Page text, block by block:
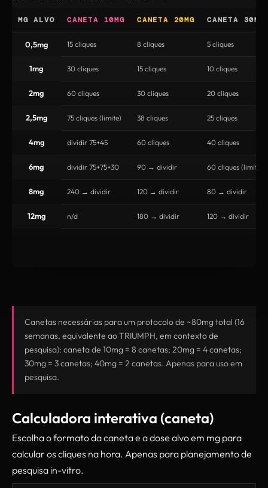
MG ALVO CANETA 10MG CANETA 20MG CANETA 30MG
0,5mg 15 cliques 8 cliques 5 cliques
1mg 30 cliques 15 cliques 10 cliques
2mg 60 cliques 30 cliques 20 cliques
2,5mg 75 cliques (limite) 38 cliques 25 cliques
4mg dividir 75+45 60 cliques 40 cliques
6mg dividir 75+75+30 90 → dividir 60 cliques (limite)
8mg 240 → dividir 120 → dividir 80 → dividir
12mg n/d 180 → dividir 120 → dividir
Canetas necessárias para um protocolo de ~80mg total (16
semanas, equivalente ao TRIUMPH, em contexto de
pesquisa): caneta de 10mg = 8 canetas; 20mg = 4 canetas;
30mg = 3 canetas; 40mg = 2 canetas. Apenas para uso em
pesquisa.
Calculadora interativa (caneta)
Escolha o formato da caneta e a dose alvo em mg para
calcular os cliques na hora. Apenas para planejamento de
pesquisa in-vitro.